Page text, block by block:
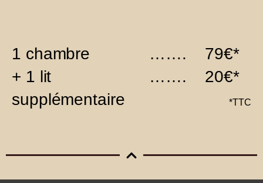
1 chambre
+ 1 lit
supplémentaire
……. 79€*
……. 20€*
*TTC